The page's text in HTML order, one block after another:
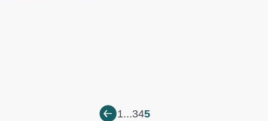
1...345